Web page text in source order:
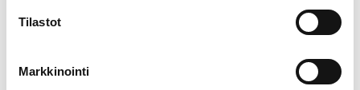
Tilastot
Markkinointi